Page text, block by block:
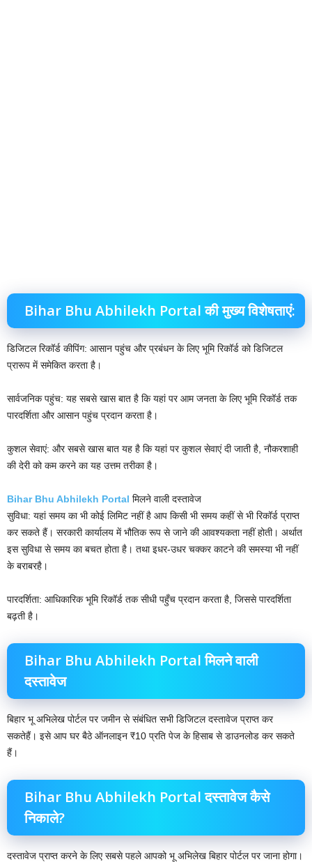
Bihar Bhu Abhilekh Portal की मुख्य विशेषताएं:
डिजिटल रिकॉर्ड कीपिंग: आसान पहुंच और प्रबंधन के लिए भूमि रिकॉर्ड को डिजिटल
प्रारूप में समेकित करता है।
सार्वजनिक पहुंच: यह सबसे खास बात है कि यहां पर आम जनता के लिए भूमि रिकॉर्ड तक
पारदर्शिता और आसान पहुंच प्रदान करता है।
कुशल सेवाएं: और सबसे खास बात यह है कि यहां पर कुशल सेवाएं दी जाती है, नौकरशाही
की देरी को कम करने का यह उत्तम तरीका है।
Bihar Bhu Abhilekh Portal मिलने वाली दस्तावेज
सुविधा: यहां समय का भी कोई लिमिट नहीं है आप किसी भी समय कहीं से भी रिकॉर्ड प्राप्त
कर सकते हैं। सरकारी कार्यालय में भौतिक रूप से जाने की आवश्यकता नहीं होती। अर्थात
इस सुविधा से समय का बचत होता है। तथा इधर-उधर चक्कर काटने की समस्या भी नहीं
के बराबरहै।
पारदर्शिता: आधिकारिक भूमि रिकॉर्ड तक सीधी पहुँच प्रदान करता है, जिससे पारदर्शिता
बढ़ती है।
Bihar Bhu Abhilekh Portal मिलने वाली
दस्तावेज
बिहार भू अभिलेख पोर्टल पर जमीन से संबंधित सभी डिजिटल दस्तावेज प्राप्त कर
सकतेहैं। इसे आप घर बैठे ऑनलाइन ₹10 प्रति पेज के हिसाब से डाउनलोड कर सकते
हैं।
Bihar Bhu Abhilekh Portal दस्तावेज कैसे
निकाले?
दस्तावेज प्राप्त करने के लिए सबसे पहले आपको भू अभिलेख बिहार पोर्टल पर जाना होगा।